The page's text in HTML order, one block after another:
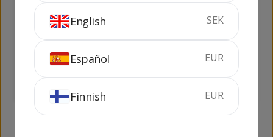
Viña Pomal Crianza
14%
Paternina Crianza
KÖP
English SEK
Español EUR
Finnish EUR